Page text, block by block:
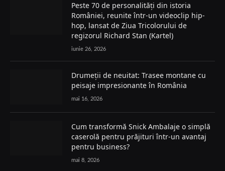
Peste 70 de personalități din istoria
României, reunite într-un videoclip hip-
hop, lansat de Ziua Tricolorului de
regizorul Richard Stan (Kartel)
iunie 26, 2026
Drumeții de neuitat: Trasee montane cu
peisaje impresionante în România
mai 16, 2026
Cum transformă Snick Ambalaje o simplă
caserolă pentru prăjituri într-un avantaj
pentru business?
mai 8, 2026